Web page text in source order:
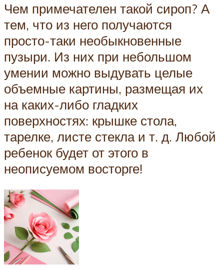
Чем примечателен такой сироп? А
тем, что из него получаются
просто-таки необыкновенные
пузыри. Из них при небольшом
умении можно выдувать целые
объемные картины, размещая их
на каких-либо гладких
поверхностях: крышке стола,
тарелке, листе стекла и т. д. Любой
ребенок будет от этого в
неописуемом восторге!